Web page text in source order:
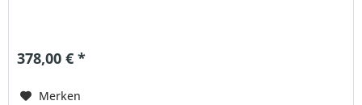
378,00 € *
Merken